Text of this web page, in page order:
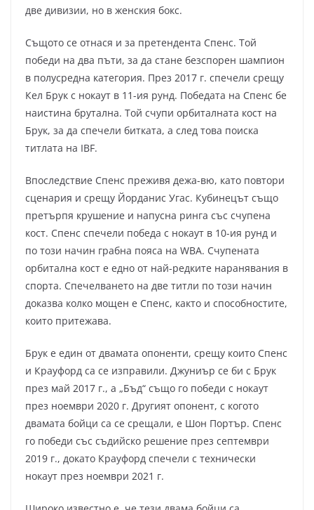
две дивизии, но в женския бокс.
Същото се отнася и за претендента Спенс. Той
победи на два пъти, за да стане безспорен шампион
в полусредна категория. През 2017 г. спечели срещу
Кел Брук с нокаут в 11-ия рунд. Победата на Спенс бе
наистина брутална. Той счупи орбиталната кост на
Брук, за да спечели битката, а след това поиска
титлата на IBF.
Впоследствие Спенс преживя дежа-вю, като повтори
сценария и срещу Йорданис Угас. Кубинецът също
претърпя крушение и напусна ринга със счупена
кост. Спенс спечели победа с нокаут в 10-ия рунд и
по този начин грабна пояса на WBA. Счупената
орбитална кост е едно от най-редките наранявания в
спорта. Спечелването на две титли по този начин
доказва колко мощен е Спенс, както и способностите,
които притежава.
Брук е един от двамата опоненти, срещу които Спенс
и Крауфорд са се изправили. Джуниър се би с Брук
през май 2017 г., а „Бъд“ също го победи с нокаут
през ноември 2020 г. Другият опонент, с когото
двамата бойци са се срещали, е Шон Портър. Спенс
го победи със съдийско решение през септември
2019 г., докато Крауфорд спечели с технически
нокаут през ноември 2021 г.